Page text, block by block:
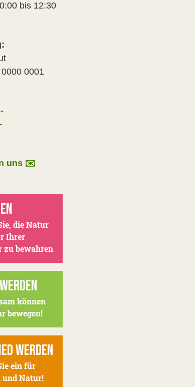
bis 12:30
0001
uns ✉️
die Natur
Ihrer
zu bewahren
können
bewegen!
WERDEN
ein für
und Natur!